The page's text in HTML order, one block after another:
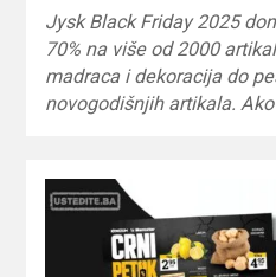
Jysk Black Friday 2025
70% na više od 2000
madraca i dekoracija do
novogodišnjih artikala.